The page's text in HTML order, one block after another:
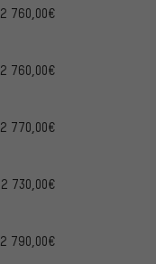
2 760,00€
2 760,00€
2 770,00€
2 730,00€
2 790,00€